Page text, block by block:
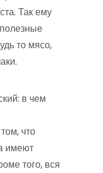
Так ему
то мясо,
в чем
что
имеют
того, вся